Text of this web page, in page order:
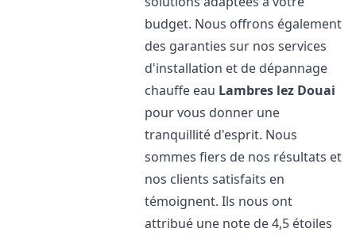
budget. Nous offrons également
des garanties sur nos services
d'installation et de dépannage
chauffe eau Lambres lez Douai
pour vous donner une
tranquillité d'esprit. Nous
sommes fiers de nos résultats et
nos clients satisfaits en
témoignent. Ils nous ont
attribué une note de 4,5 étoiles